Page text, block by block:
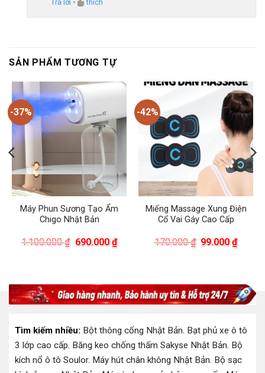
Trả lời • thích
SẢN PHẨM TƯƠNG TỰ
-37%
Máy Phun Sương Tạo Ẩm
Chigo Nhật Bản
1.100.000₫ Giá
690.000₫Giá
hiện
-42%
Miếng Massage Xung Điện
Cổ Vai Gáy Cao Cấp
170.000₫ Giá
99.000₫Giá
hiện
Tìm kiếm nhiều: Bột thông cống Nhật Bản. Bạt phủ xe ô tô
3 lớp cao cấp. Băng keo chống thấm Sakyse Nhật Bản. Bộ
kích nổ ô tô Soulor. Máy hút chân không Nhật Bản. Bộ sạc